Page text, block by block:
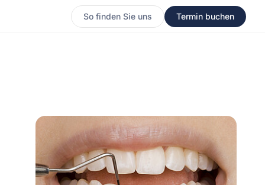
So finden Sie uns Termin buchen